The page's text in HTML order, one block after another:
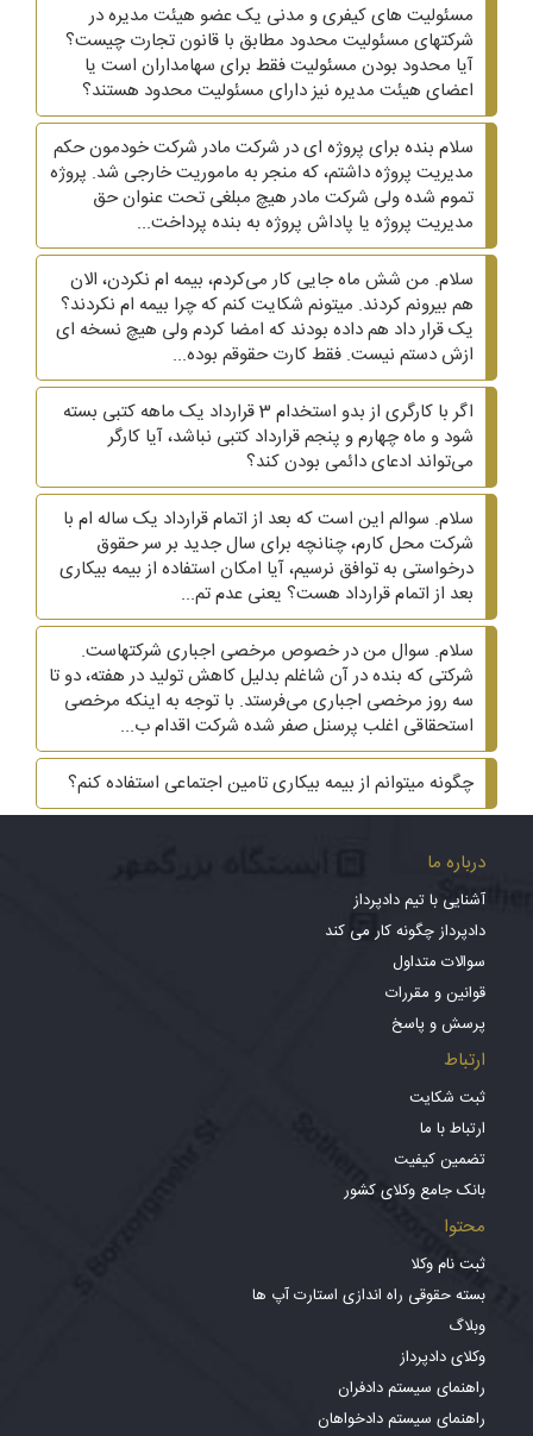
مسئولیت های کیفری و مدنی یک عضو هیئت مدیره در
شرکتهای مسئولیت محدود مطابق با قانون تجارت چیست؟
آیا محدود بودن مسئولیت فقط برای سهامداران است یا
اعضای هیئت مدیره نیز دارای مسئولیت محدود هستند؟
سلام بنده برای پروژه ای در شرکت مادر شرکت خودمون حکم
مدیریت پروژه داشتم، که منجر به ماموریت خارجی شد. پروژه
تموم شده ولی شرکت مادر هیچ مبلغی تحت عنوان حق
مدیریت پروژه یا پاداش پروژه به بنده پرداخت...
سلام. من شش ماه جایی کار می‌کردم، بیمه ام نکردن، الان
هم بیرونم کردند. میتونم شکایت کنم که چرا بیمه ام نکردند؟
یک قرار داد هم داده بودند که امضا کردم ولی هیچ نسخه ای
ازش دستم نیست. فقط کارت حقوقم بوده...
اگر با کارگری از بدو استخدام 3 قرارداد یک ماهه کتبی بسته
شود و ماه چهارم و پنجم قرارداد کتبی نباشد، آیا کارگر
می‌تواند ادعای دائمی بودن کند؟
سلام. سوالم این است که بعد از اتمام قرارداد یک ساله ام با
شرکت محل کارم، چنانچه برای سال جدید بر سر حقوق
درخواستی به توافق نرسیم، آیا امکان استفاده از بیمه بیکاری
بعد از اتمام قرارداد هست؟ یعنی عدم تم...
سلام. سوال من در خصوص مرخصی اجباری شرکتهاست.
شرکتی که بنده در آن شاغلم بدلیل کاهش تولید در هفته، دو تا
سه روز مرخصی اجباری می‌فرستد. با توجه به اینکه مرخصی
استحقاقی اغلب پرسنل صفر شده شرکت اقدام ب...
چگونه میتوانم از بیمه بیکاری تامین اجتماعی استفاده کنم؟
درباره ما
آشنایی با تیم دادپرداز
دادپرداز چگونه کار می کند
سوالات متداول
قوانین و مقررات
پرسش و پاسخ
ارتباط
ثبت شکایت
ارتباط با ما
تضمین کیفیت
بانک جامع وکلای کشور
محتوا
ثبت نام وکلا
بسته حقوقی راه اندازی استارت آپ ها
وبلاگ
وکلای دادپرداز
راهنمای سیستم دادفران
راهنمای سیستم دادخواهان